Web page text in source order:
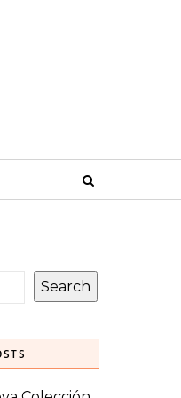
Search